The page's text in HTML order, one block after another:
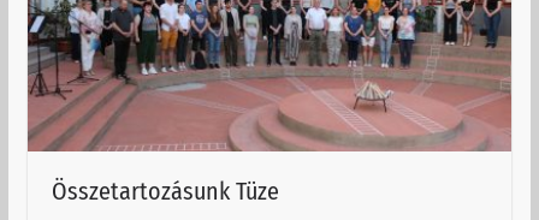
Összetartozásunk Tüze